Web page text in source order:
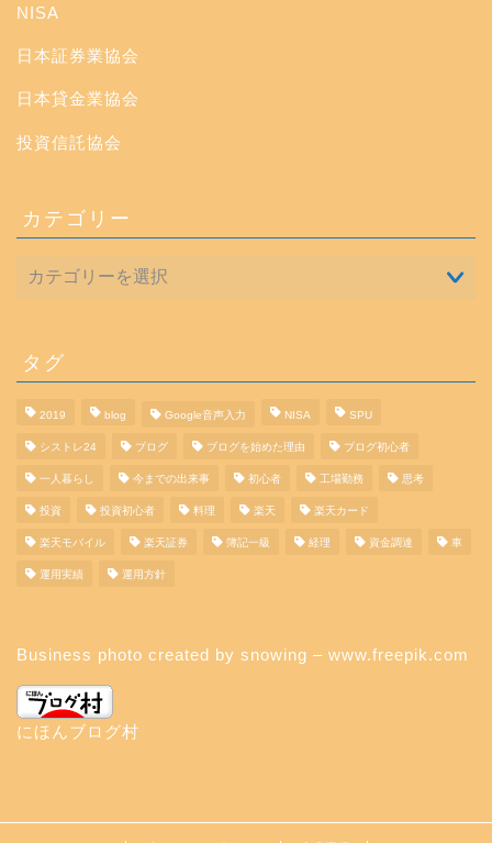
NISA
日本証券業協会
日本貸金業協会
投資信託協会
カテゴリー
タグ
2019 blog Google音声入力 NISA SPU
シストレ24 ブログ ブログを始めた理由 ブログ初心者
一人暮らし 今までの出来事 初心者 工場勤務 思考
投資 投資初心者 料理 楽天 楽天カード
楽天モバイル 楽天証券 簿記一級 経理 資金調達 車
運用実績 運用方針
Business photo created by snowing – www.freepik.com
にほんブログ村